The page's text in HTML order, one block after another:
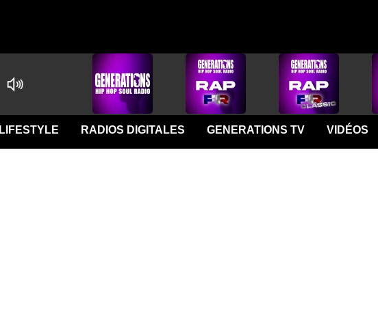
LIFESTYLE RADIOS DIGITALES GENERATIONS TV VIDÉOS